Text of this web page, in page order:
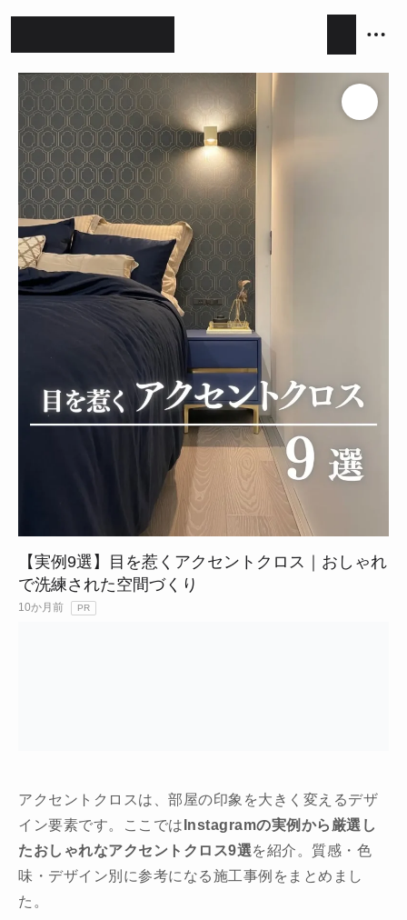
【実例9選】目を惹くアクセントクロス｜おしゃれ
で洗練された空間づくり
10か月前 PR
アクセントクロスは、部屋の印象を大きく変えるデザ
イン要素です。ここでは Instagramの実例から厳選し
たおしゃれなアクセントクロス9選を紹介。質感・色
味・デザイン別に参考になる施工事例をまとめまし
た。
ホテルライク シンプルモダン
キッチン
リビング ダイニング
積水ハウス
アイ工務店
住友林業
設計事務所
キッチンハウス / kitchenhouse
LIXIL